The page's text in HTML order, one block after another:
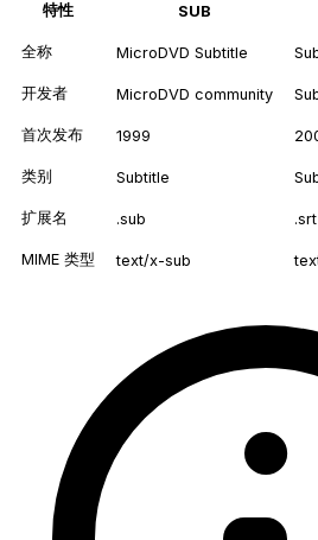
特性 SUB
全称 MicroDVD Subtitle
开发者 MicroDVD community
首次发布 1999
类别 Subtitle
扩展名 .sub .srt
MIME 类型 text/x-sub